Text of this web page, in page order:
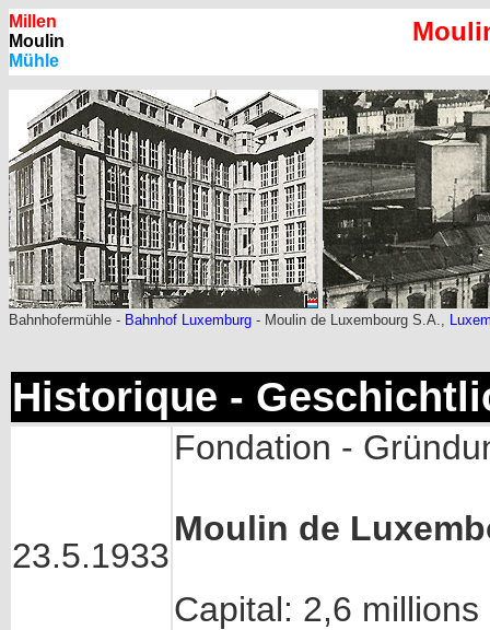
Millen
Moulin
Mühle
Bahnhofermühle - Bahnhof Luxemburg - Moulin de Luxembourg S.A.,
Historique -
23.5.1933
Fondation -
Moulin de
Capital: 2,6 millions